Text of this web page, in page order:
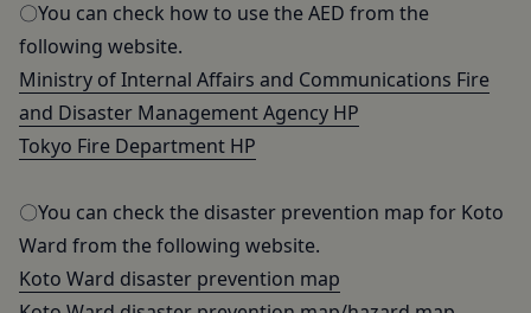
〇You can check how to use the AED from the
following website.
Ministry of Internal Affairs and Communications Fire
and Disaster Management Agency HP
Tokyo Fire Department HP
〇You can check the disaster prevention map for Koto
Ward from the following website.
Koto Ward disaster prevention map
取得した個人情報等の利用目的
当社は、お客様からご提供いただいたお客様情報
を、当社各サービスの利用規約において定める利用
目的の範囲内で利用します。
Cookie（クッキー）について
当社は、お客様にとってより使いやすく、より価値
ー」といいます。これに類似の技術を含みます。)
を使用することがあります。
クッキーは、ウェブサイトを利用されたときにご利
用のパソコンや携帯端末に一時的にデータを保存さ
本規約は、会員と当社間において本サービスの利用
に関し適用され、登録手続き完了後の本サービスの
提供条件及び当社と会員との権利義務関係を定める
ものです。
当社が、当社ウェブサイト上に本サービスに関する
に定める方法により本サービスに関するルール等を
発信する場合、それらは本規約の一部を構成するも
のとし、個別規定、追加規定又はルール等が本規約
と抵触する場合には、当該個別規定、追加規定又は